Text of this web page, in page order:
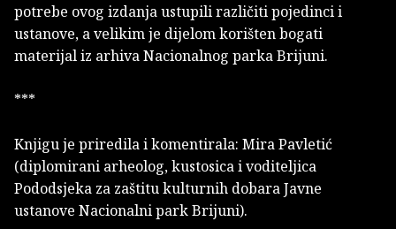
potrebe ovog izdanja ustupili različiti pojedinci i
ustanove, a velikim je dijelom korišten bogati
materijal iz arhiva Nacionalnog parka Brijuni.
***
Knjigu je priredila i komentirala: Mira Pavletić
(diplomirani arheolog, kustosica i voditeljica
Pododsjeka za zaštitu kulturnih dobara Javne
ustanove Nacionalni park Brijuni).